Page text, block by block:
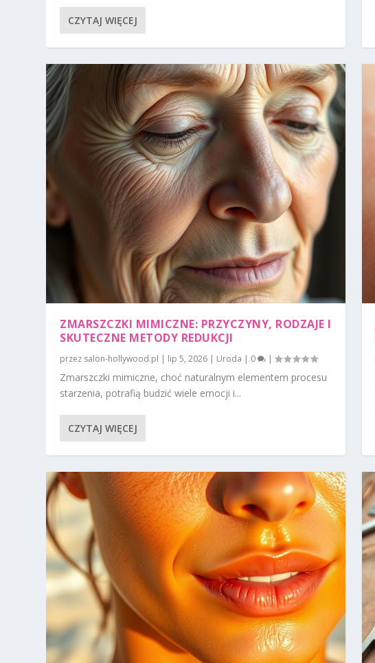
CZYTAJ WIĘCEJ
ZMARSZCZKI MIMICZNE: PRZYCZYNY, RODZAJE I
SKUTECZNE METODY REDUKCJI
przez salon-hollywood.pl | lip 5, 2026 | Uroda | 0 |
Zmarszczki mimiczne, choć naturalnym elementem procesu
starzenia, potrafią budzić wiele emocji i...
CZYTAJ WIĘCEJ